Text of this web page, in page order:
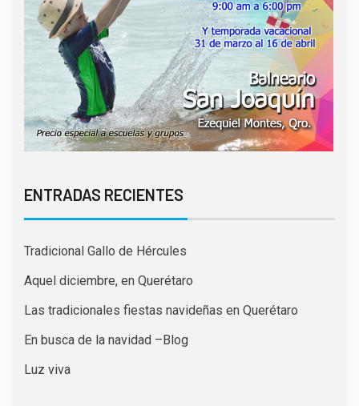
ENTRADAS RECIENTES
Tradicional Gallo de Hércules
Aquel diciembre, en Querétaro
Las tradicionales fiestas navideñas en Querétaro
En busca de la navidad –Blog
Luz viva